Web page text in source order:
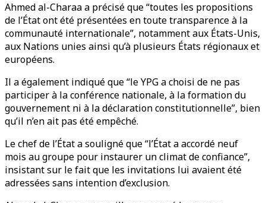
Ahmed al-Charaa a précisé que “toutes les propositions
de l’État ont été présentées en toute transparence à la
communauté internationale”, notamment aux États-Unis,
aux Nations unies ainsi qu’à plusieurs États régionaux et
européens.
Il a également indiqué que “le YPG a choisi de ne pas
participer à la conférence nationale, à la formation du
gouvernement ni à la déclaration constitutionnelle”, bien
qu’il n’en ait pas été empêché.
Le chef de l’État a souligné que “l’État a accordé neuf
mois au groupe pour instaurer un climat de confiance”,
insistant sur le fait que les invitations lui avaient été
adressées sans intention d’exclusion.